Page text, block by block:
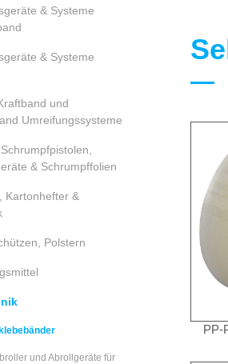
& Systeme
& Systeme
und
Umreifungssysteme
& Schrumpffolien
Kartonhefter &
Polstern
und Abrollgeräte für
PP-